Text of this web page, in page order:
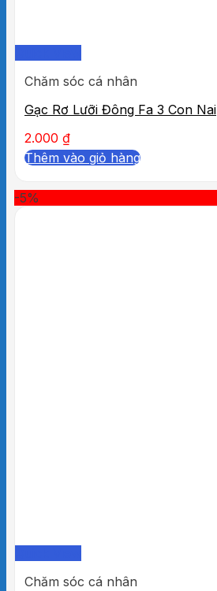
Chăm sóc cá nhân
Gạc Rơ Lưỡi Đông Fa 3 Con Nai
2.000 ₫
Thêm vào giỏ hàng
-5%
Chăm sóc cá nhân